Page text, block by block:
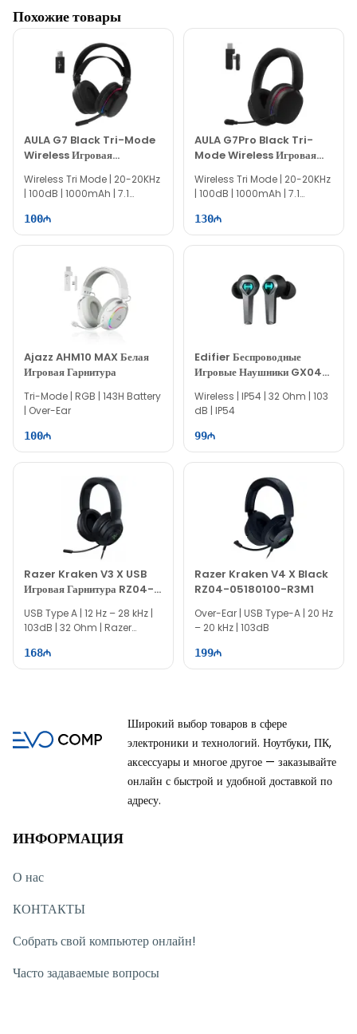
Похожие товары
AULA G7 Black Tri-Mode
Wireless Игровая
Wireless Tri Mode | 20-20KHz
| 100dB | 1000mAh | 7.1
100
AULA G7Pro Black Tri-
Mode Wireless Игровая
Wireless Tri Mode | 20-20KHz
| 100dB | 1000mAh | 7.1
130
Ajazz AHM10 MAX Белая
Игровая Гарнитура
Tri-Mode | RGB | 143H Battery
| Over-Ear
100
Edifier Беспроводные
Игровые Наушники GX04
Wireless | IP54 | 32 Ohm | 103
dB | IP54
99
Razer Kraken V3 X USB
Игровая Гарнитура RZ04-
03750300-R3M1
USB Type A | 12 Hz – 28 kHz |
103dB | 32 Ohm | Razer
168
Razer Kraken V4 X Black
RZ04-05180100-R3M1
Over-Ear | USB Type-A | 20 Hz
– 20 kHz | 103dB
199
Широкий выбор товаров в сфере
электроники и технологий. Ноутбуки, ПК,
аксессуары и многое другое — заказывайте
онлайн с быстрой и удобной доставкой по
адресу.
ИНФОРМАЦИЯ
О нас
КОНТАКТЫ
Собрать свой компьютер онлайн!
Часто задаваемые вопросы